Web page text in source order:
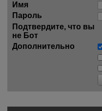
Имя
Пароль
Подтвердите, что вы
не Бот
Дополнительно